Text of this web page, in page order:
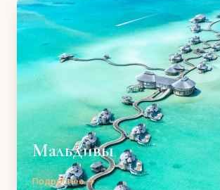
Мальдивы
Подробнее →